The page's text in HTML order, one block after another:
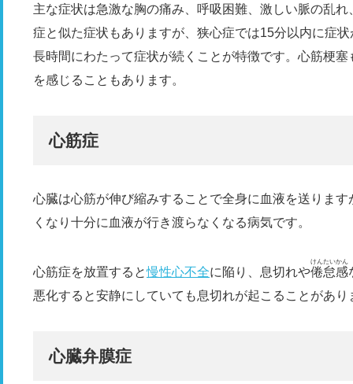
主な症状は急激な胸の痛み、呼吸困難、激しい脈の乱
症と似た症状もありますが、狭心症では15分以内に症
長時間にわたって症状が続くことが特徴です。心筋梗
を感じることもあります。
心筋症
心臓は心筋が伸び縮みすることで全身に血液を送りま
くなり十分に血液が行き渡らなくなる病気です。
心筋症を放置すると慢性心不全に陥り、息切れや倦怠感
けんたいかん
悪化すると安静にしていても息切れが起こることがあり
心臓弁膜症